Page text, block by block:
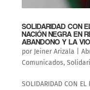
SOLIDARIDAD CON
NACIÓN NEGRA EN
ABANDONO Y LA
por Jeiner Arizala
Comunicados,
SOLIDARIDAD CON